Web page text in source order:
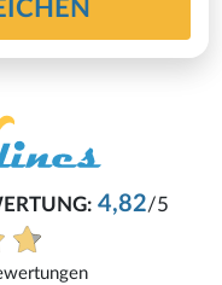
4,82/5